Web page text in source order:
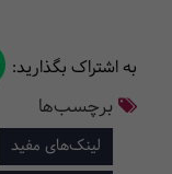
به اشتراک بگذارید:
برچسب‌ها
لینک‌های مفید